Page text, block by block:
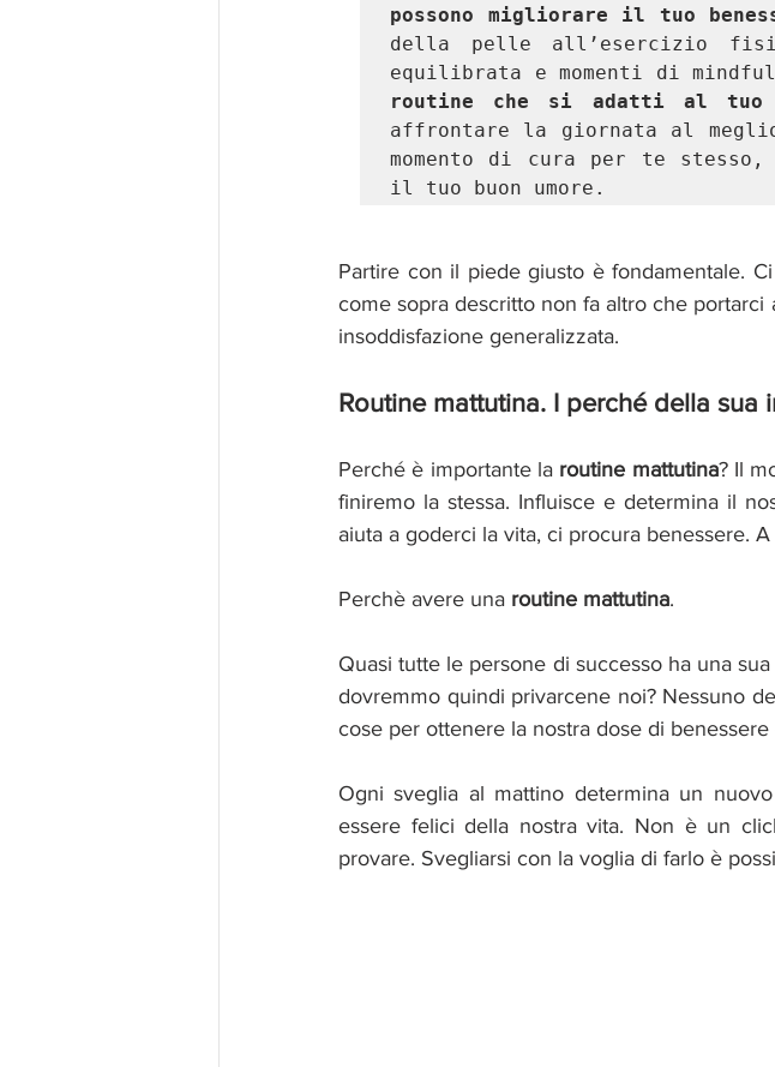
possono migliorare il tuo
della pelle all’esercizio
equilibrata e momenti di
routine che si adatti al
affrontare la giornata al
momento di cura per te
il tuo buon umore.
Partire con il piede giusto è fondamentale.
come sopra descritto non fa altro che portarci
insoddisfazione generalizzata.
Routine mattutina. I perché della sua
Perché è importante la routine mattutina? Il
finiremo la stessa. Influisce e determina il
aiuta a goderci la vita, ci procura benessere.
Perchè avere una routine mattutina.
Quasi tutte le persone di successo ha una sua
dovremmo quindi privarcene noi? Nessuno
cose per ottenere la nostra dose di benessere
Ogni sveglia al mattino determina un
essere felici della nostra vita. Non è un
provare. Svegliarsi con la voglia di farlo è